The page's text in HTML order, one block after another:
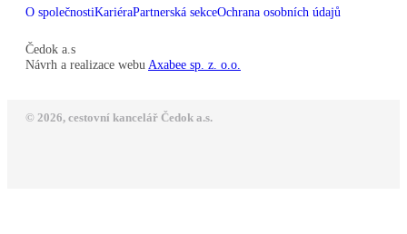
O společnostiKariéraPartnerská sekceOchrana osobních údajů
Čedok a.s
Návrh a realizace webu Axabee sp. z. o.o.
© 2026, cestovní kancelář Čedok a.s.